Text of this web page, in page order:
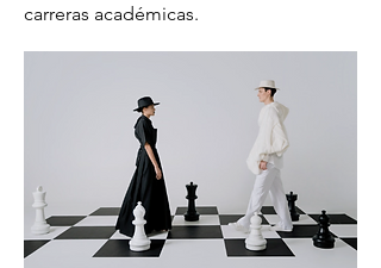
carreras académicas.